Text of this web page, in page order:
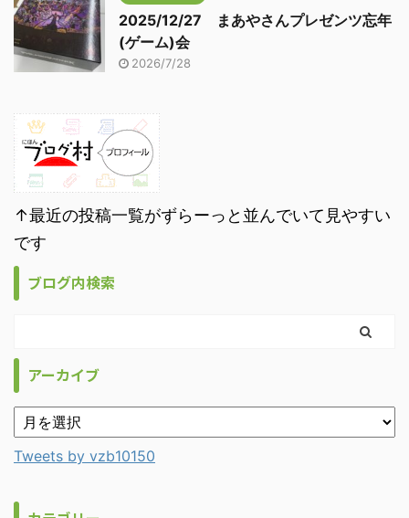
2025/12/27 まあやさんプレゼンツ忘年
(ゲーム)会
2026/7/28
↑最近の投稿一覧がずらーっと並んでいて見やすい
です
ブログ内検索
アーカイブ
Tweets by vzb10150